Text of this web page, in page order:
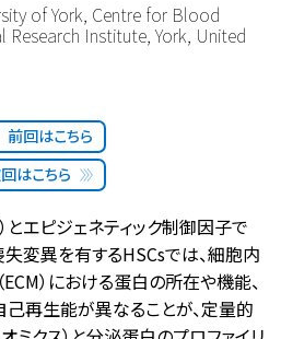
of York, Centre for Blood
Research Institute, York, United
はこちら
前回はこちら
エピジェネティック制御因子で
変異を有するHSCsでは、細胞内
）における蛋白の所在や機能、
再生能が異なることが、定量的